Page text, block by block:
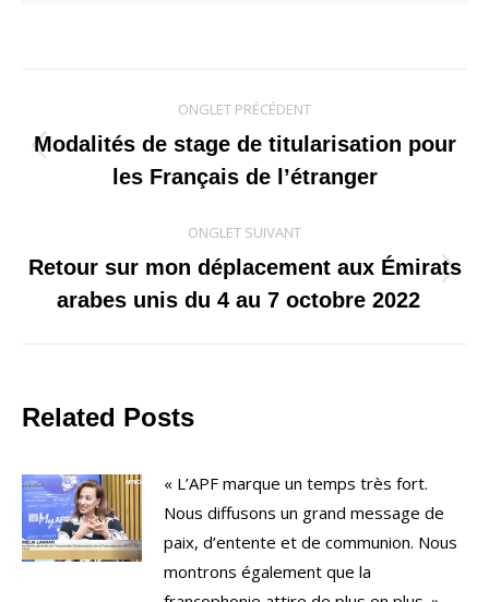
de
commentaire
ONGLET PRÉCÉDENT
Onglet
précédent
Modalités de stage de titularisation pour
les Français de l’étranger
ONGLET SUIVANT
Onglet
suivant
Retour sur mon déplacement aux Émirats
arabes unis du 4 au 7 octobre 2022
Related Posts
« L’APF marque un temps très fort.
Nous diffusons un grand message de
paix, d’entente et de communion. Nous
montrons également que la